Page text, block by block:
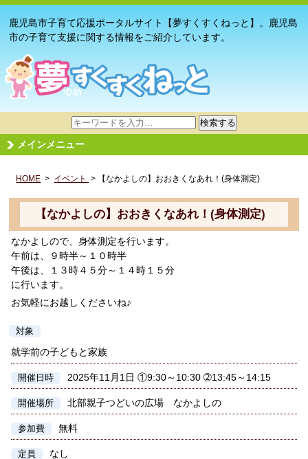
鹿児島市子育て応援ポータルサイト【夢すくすくねっと】。鹿児島
市の子育て支援に関する情報をご紹介しています。
サ
イ
ト
検
検索する
メインメニュー
HOME > イベント > 【なかよしの】おおきくなあれ！(身体測定)
【なかよしの】おおきくなあれ！(身体測定)
なかよしので、身体測定を行います。
午前は、９時半～１０時半
午後は、１３時４５分～１４時１５分
に行います。
お気軽にお越しくださいね♪
対象
就学前の子どもと家族
開催日時 2025年11月1日 ①9:30～10:30 ➁13:45～14:15
開催場所 北部親子つどいの広場 なかよしの
参加費 無料
定員 なし